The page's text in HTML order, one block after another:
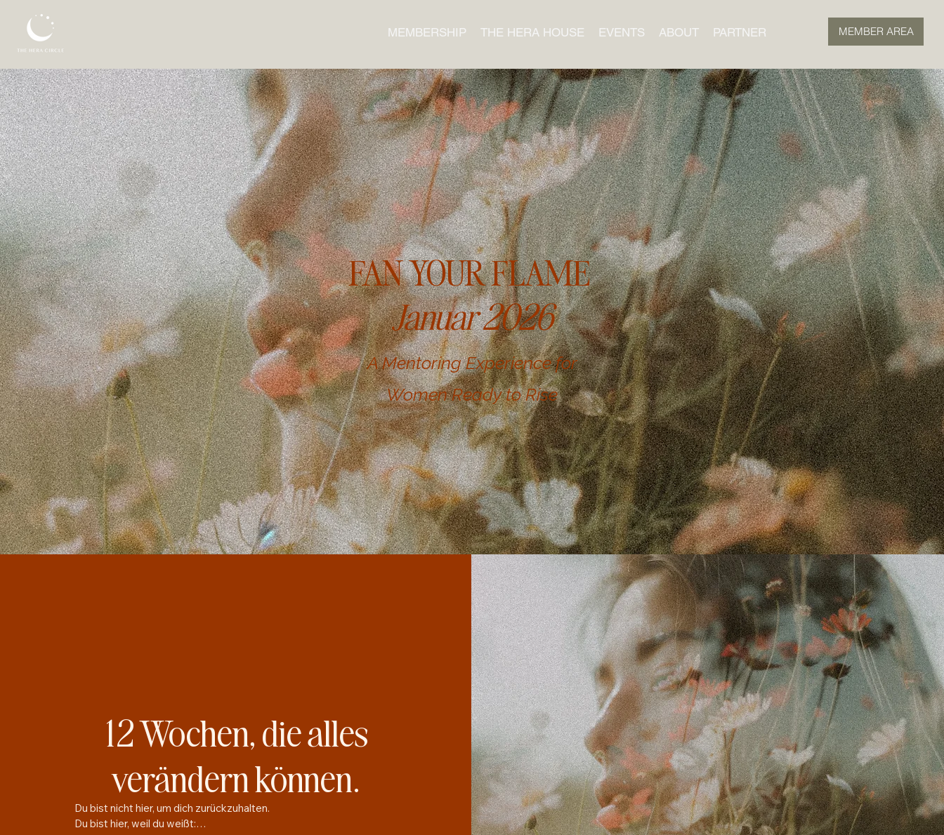
MEMBER AREA
MEMBERSHIP THE HERA HOUSE EVENTS ABOUT PARTNER
FAN YOUR FLAME
Januar 2026
A Mentoring Experience for
Women Ready to Rise
12 Wochen, die alles
verändern können.
Du bist nicht hier, um dich zurückzuhalten.
Du bist hier, weil du weißt: